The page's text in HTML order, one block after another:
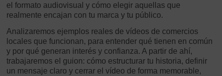
el formato audiovisual y cómo elegir aquellas que
realmente encajan con tu marca y tu público.
Analizaremos ejemplos reales de vídeos de comercios
locales que funcionan, para entender qué tienen en común
y por qué generan interés y confianza. A partir de ahí,
trabajaremos el guion: cómo estructurar tu historia, definir
un mensaje claro y cerrar el vídeo de forma memorable,